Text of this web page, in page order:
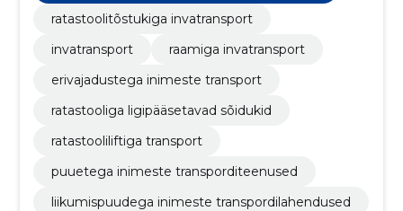
ratastoolitõstukiga invatransport
invatransport
raamiga invatransport
erivajadustega inimeste transport
ratastooliga ligipääsetavad sõidukid
ratastooliliftiga transport
puuetega inimeste transporditeenused
liikumispuudega inimeste transpordilahendused